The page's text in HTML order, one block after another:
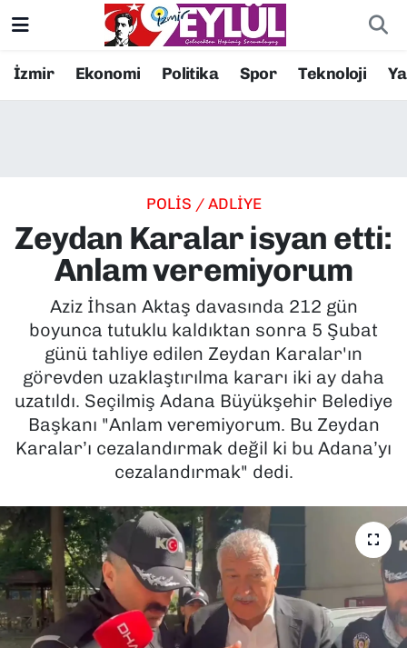
İzmir Ekonomi Politika Spor Teknoloji
POLİS / ADLİYE
Zeydan Karalar isyan etti:
Anlam veremiyorum
Aziz İhsan Aktaş davasında 212 gün
boyunca tutuklu kaldıktan sonra 5 Şubat
günü tahliye edilen Zeydan Karalar'ın
görevden uzaklaştırılma kararı iki ay daha
uzatıldı. Seçilmiş Adana Büyükşehir Belediye
Başkanı "Anlam veremiyorum. Bu Zeydan
Karalar’ı cezalandırmak değil ki bu Adana’yı
cezalandırmak" dedi.
Resmi İlanlar
EKONOMİ
KÜLTÜR SANAT
MAGAZİN
POLİTİKA
SAĞLIK
TEKNOLOJİ
YAŞAM
YEREL YÖNETİMLER
Konak Nöbetçi Eczaneler
Süper Lig Puan Durumu ve Fikstür
Tüm Manşetler
Son Dakika Haberleri
Haber Arşivi